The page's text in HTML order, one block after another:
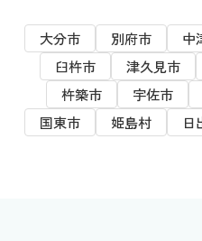
大分市 別府市 中
臼杵市
津久見市
杵築市
宇佐市
国東市
姫島村 日